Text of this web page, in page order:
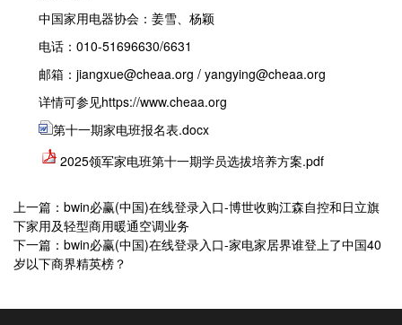
中国家用电器协会：姜雪、杨颖
电话：010-51696630/6631
邮箱：jiangxue@cheaa.org / yangying@cheaa.org
详情可参见https://www.cheaa.org
第十一期家电班报名表.docx
2025领军家电班第十一期学员选拔培养方案.pdf
上一篇：bwin必赢(中国)在线登录入口-博世收购江森自控和日立旗
下家用及轻型商用暖通空调业务
下一篇：bwin必赢(中国)在线登录入口-家电家居界谁登上了中国40
岁以下商界精英榜？